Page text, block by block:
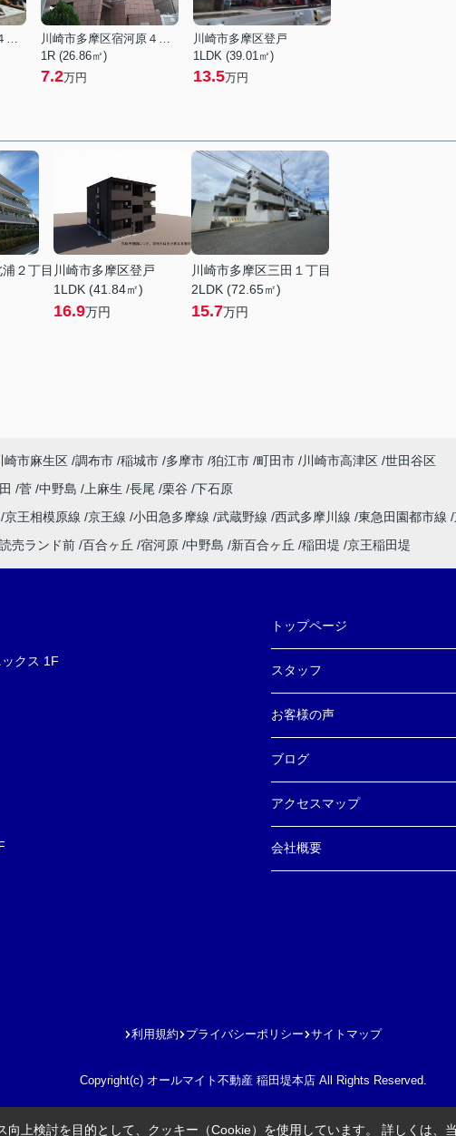
川崎市多摩区宿河原４丁目
川崎市多摩区宿河原４丁目
1R (26.86㎡)
7.2万円
川崎市多摩区登戸
1LDK (39.01㎡)
13.5万円
２丁目 川崎市多摩区登戸
1LDK (41.84㎡)
16.9万円
川崎市多摩区三田１丁目
2LDK (72.65㎡)
15.7万円
崎市麻生区 調布市 稲城市 多摩市 狛江市 町田市 川崎市高津区 世田谷区
菅 中野島 上麻生 長尾 栗谷 下石原
京王相模原線 京王線 小田急多摩線 武蔵野線 西武多摩川線 東急田園都市線
読売ランド前 百合ヶ丘 宿河原 中野島 新百合ヶ丘 稲田堤 京王稲田堤
クス 1F
トップページ
スタッフ
お客様の声
ブログ
アクセスマップ
会社概要
利用規約 プライバシーポリシー サイトマップ
Copyright(c) オールマイト不動産 稲田堤本店 All Rights Reserved.
上検討を目的として、クッキー（Cookie）を使用しています。 詳しくは、